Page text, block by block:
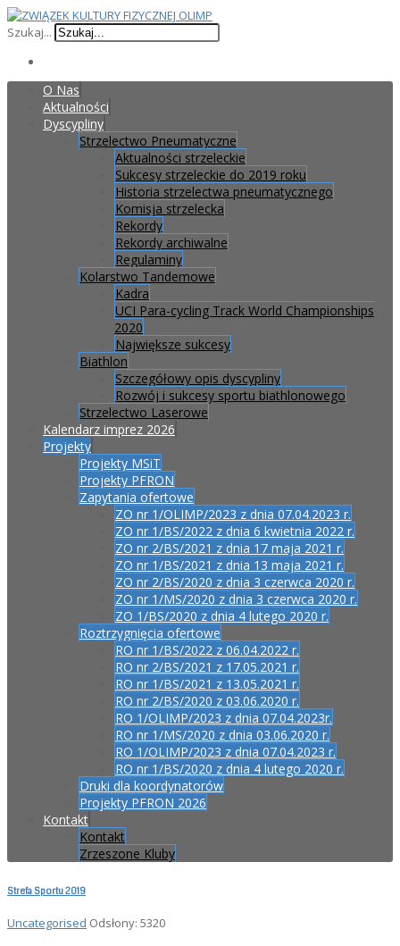
Szukaj...
O Nas
Aktualności
Dyscypliny
Strzelectwo Pneumatyczne
Aktualności strzeleckie
Sukcesy strzeleckie do 2019 roku
Historia strzelectwa pneumatycznego
Komisja strzelecka
Rekordy
Rekordy archiwalne
Regulaminy
Kolarstwo Tandemowe
Kadra
UCI Para-cycling Track World Championships
2020
Największe sukcesy
Biathlon
Szczegółowy opis dyscypliny
Rozwój i sukcesy sportu biathlonowego
Strzelectwo Laserowe
Kalendarz imprez 2026
Projekty
Projekty MSiT
Projekty PFRON
Zapytania ofertowe
ZO nr 1/OLIMP/2023 z dnia 07.04.2023 r.
ZO nr 1/BS/2022 z dnia 6 kwietnia 2022 r.
ZO nr 2/BS/2021 z dnia 17 maja 2021 r.
ZO nr 1/BS/2021 z dnia 13 maja 2021 r.
ZO nr 2/BS/2020 z dnia 3 czerwca 2020 r.
ZO nr 1/MS/2020 z dnia 3 czerwca 2020 r.
ZO 1/BS/2020 z dnia 4 lutego 2020 r.
Roztrzygnięcia ofertowe
RO nr 1/BS/2022 z 06.04.2022 r.
RO nr 2/BS/2021 z 17.05.2021 r.
RO nr 1/BS/2021 z 13.05.2021 r.
RO nr 2/BS/2020 z 03.06.2020 r.
RO 1/OLIMP/2023 z dnia 07.04.2023r.
RO nr 1/MS/2020 z dnia 03.06.2020 r.
RO 1/OLIMP/2023 z dnia 07.04.2023 r.
RO nr 1/BS/2020 z dnia 4 lutego 2020 r.
Druki dla koordynatorów
Projekty PFRON 2026
Kontakt
Kontakt
Zrzeszone Kluby
Strefa Sportu 2019
Uncategorised Odsłony: 5320